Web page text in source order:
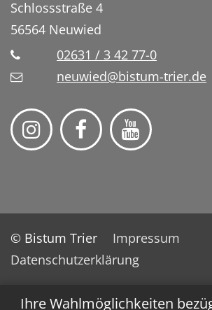
Ihre Wahlmöglichkeiten
Schlossstraße 4
56564 Neuwied
02631 / 3 42 77-0
neuwied@bistum-trier.de
© Bistum Trier
Impressum
Datenschutzerklärung